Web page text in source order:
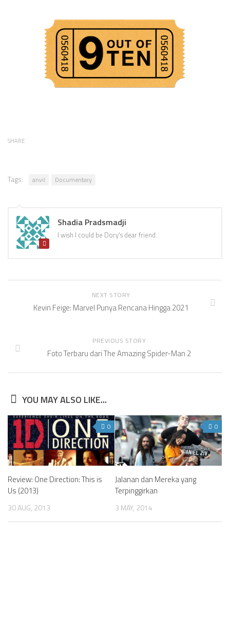
SHARE
Tags: anvil Documentary
Shadia Pradsmadji
I wish I could be Dory's dear friend.
NEXT STORY
Kevin Feige: Marvel Punya Rencana Hingga 2021
PREVIOUS STORY
Foto Terbaru dari The Amazing Spider-Man 2
YOU MAY ALSO LIKE...
0
Review: One Direction: This is
Us (2013)
30 AUG, 2013
0
Jalanan dan Mereka yang
Terpinggirkan
3 MAY, 2014